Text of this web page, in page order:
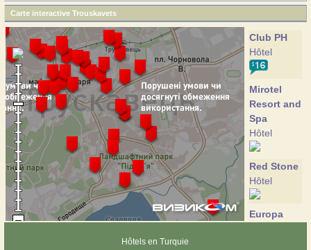
Carte interactive Trouskavets
Club PH
Hôtel
Mirotel
Resort and
Spa
Hôtel
Red Stone
Hôtel
Europa
Hôtels en Turquie